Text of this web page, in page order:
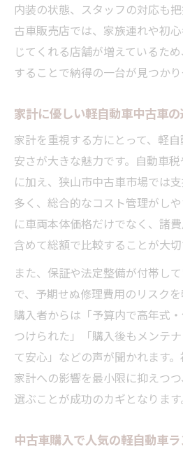
内装の状態、スタッフの対応も
古車販売店では、家族連れや初
じてくれる店舗が増えているた
することで納得の一台が見つかり
家計に優しい軽自動車中古車
家計を重視する方にとって、軽
安さが大きな魅力です。自動車
に加え、狭山市中古車市場では
多く、総合的なコスト管理がし
に車両本体価格だけでなく、諸
含めて総額で比較することが大切
また、保証や法定整備が付帯し
で、予期せぬ修理費用のリスク
購入者からは「予算内で高年式
つけられた」「購入後もメンテ
て安心」などの声が聞かれます。
家計への影響を最小限に抑えつ
選ぶことが成功のカギとなります
中古車購入で人気の軽自動車